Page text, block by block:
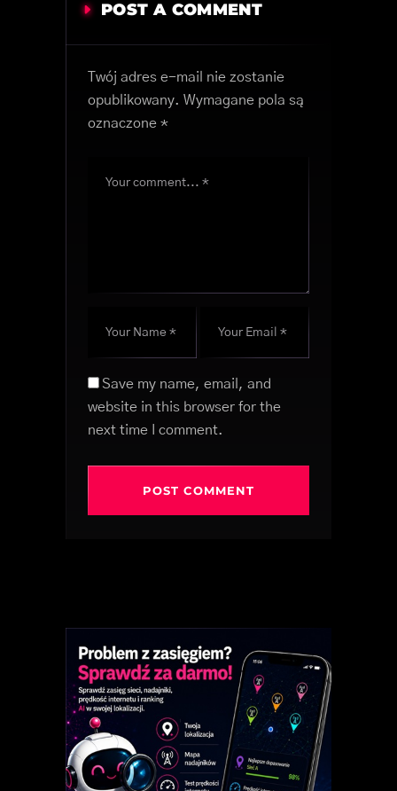
POST A COMMENT
Twój adres e-mail nie zostanie
opublikowany. Wymagane pola są
oznaczone *
Save my name, email, and
website in this browser for the
next time I comment.